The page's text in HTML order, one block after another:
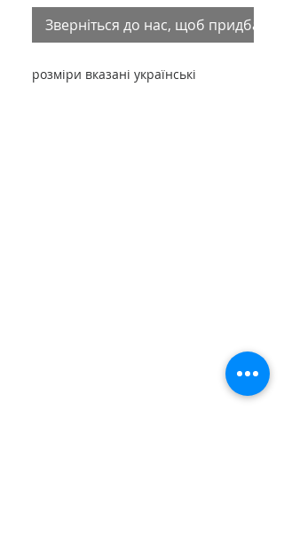
Зверніться до нас, щоб придбати
розміри вказані українські